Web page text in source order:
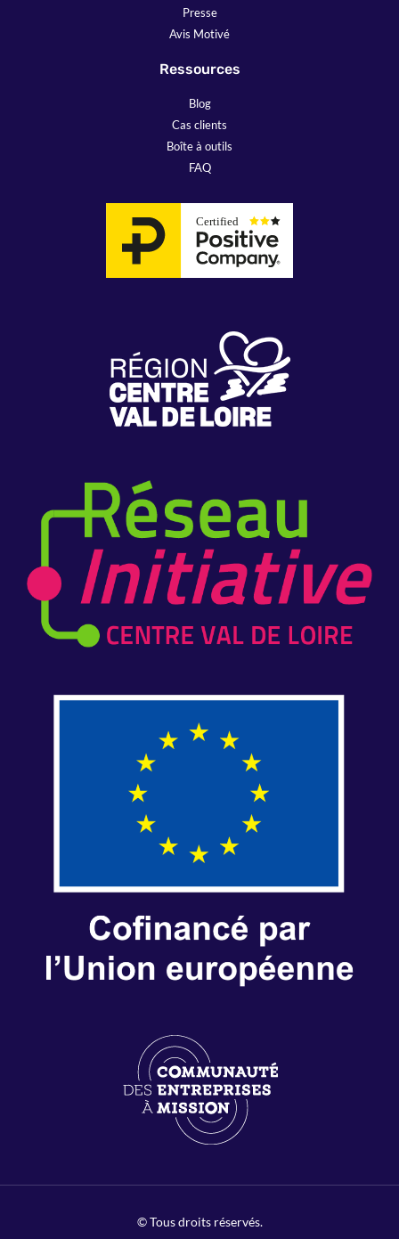
Presse
Avis Motivé
Ressources
Blog
Cas clients
Boîte à outils
FAQ
© Tous droits réservés.